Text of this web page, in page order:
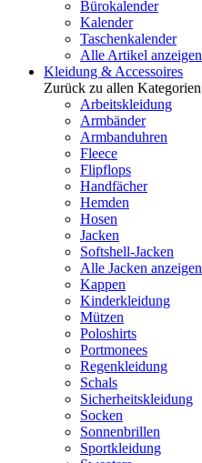
Bürokalender
Kalender
Taschenkalender
Alle Artikel anzeigen
Kleidung & Accessoires
Zurück zu allen Kategorien
Arbeitskleidung
Armbänder
Armbanduhren
Fleece
Flipflops
Handfächer
Hemden
Hosen
Jacken
Softshell-Jacken
Alle Jacken anzeigen
Kappen
Kinderkleidung
Mützen
Poloshirts
Portmonees
Regenkleidung
Schals
Sicherheitskleidung
Socken
Sonnenbrillen
Sportkleidung